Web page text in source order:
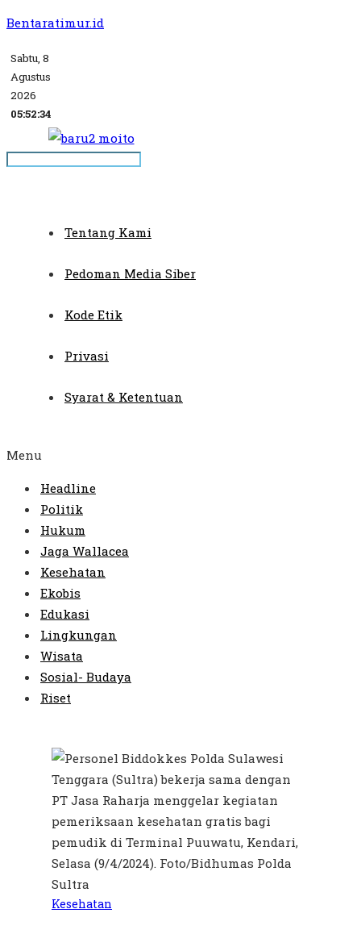
Bentaratimur.id
Sabtu, 8
Agustus
2026
05:52:34
Tentang Kami
Pedoman Media Siber
Kode Etik
Privasi
Syarat & Ketentuan
Menu
Headline
Politik
Hukum
Jaga Wallacea
Kesehatan
Ekobis
Edukasi
Lingkungan
Wisata
Sosial- Budaya
Riset
Kesehatan